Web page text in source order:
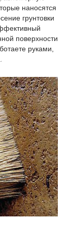
наносятся
грунтовки
поверхности
руками,